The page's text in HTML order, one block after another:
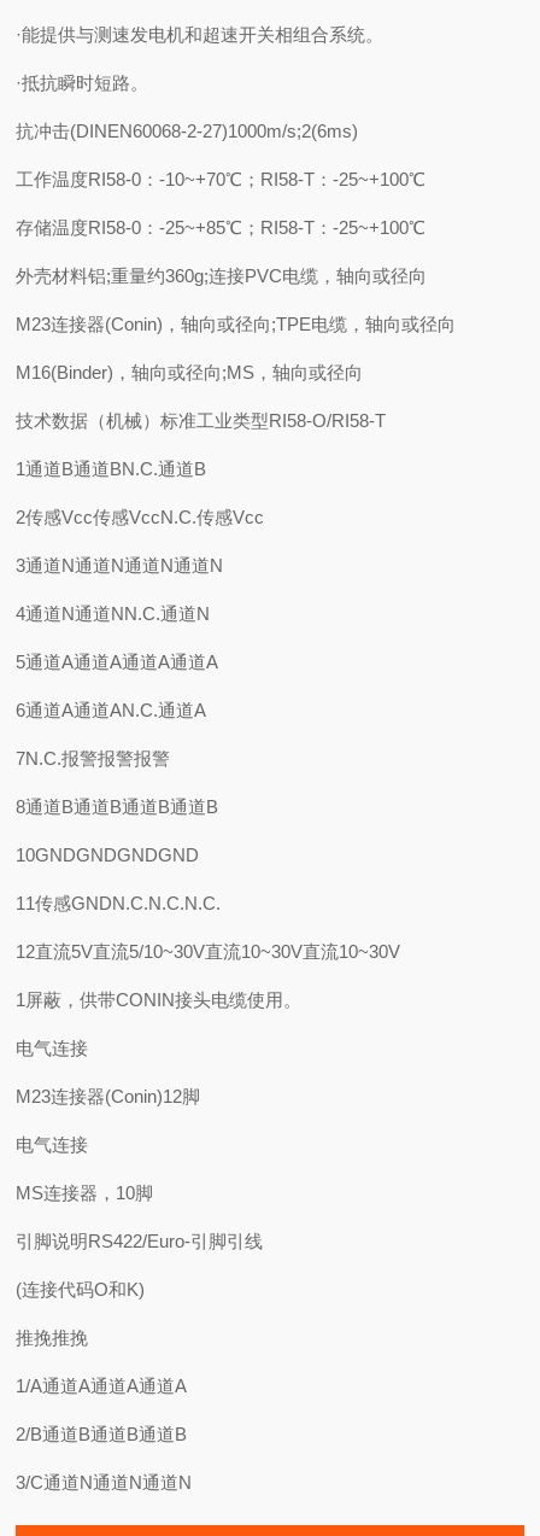
·能提供与测速发电机和超速开关相组合系统。
·抵抗瞬时短路。
抗冲击(DINEN60068-2-27)1000m/s;2(6ms)
工作温度RI58-0：-10~+70℃；RI58-T：-25~+100℃
存储温度RI58-0：-25~+85℃；RI58-T：-25~+100℃
外壳材料铝;重量约360g;连接PVC电缆，轴向或径向
M23连接器(Conin)，轴向或径向;TPE电缆，轴向或径向
M16(Binder)，轴向或径向;MS，轴向或径向
技术数据（机械）标准工业类型RI58-O/RI58-T
1通道B通道BN.C.通道B
2传感Vcc传感VccN.C.传感Vcc
3通道N通道N通道N通道N
4通道N通道NN.C.通道N
5通道A通道A通道A通道A
6通道A通道AN.C.通道A
7N.C.报警报警报警
8通道B通道B通道B通道B
10GNDGNDGNDGND
11传感GNDN.C.N.C.N.C.
12直流5V直流5/10~30V直流10~30V直流10~30V
1屏蔽，供带CONIN接头电缆使用。
电气连接
M23连接器(Conin)12脚
电气连接
MS连接器，10脚
引脚说明RS422/Euro-引脚引线
(连接代码O和K)
推挽推挽
1/A通道A通道A通道A
2/B通道B通道B通道B
3/C通道N通道N通道N